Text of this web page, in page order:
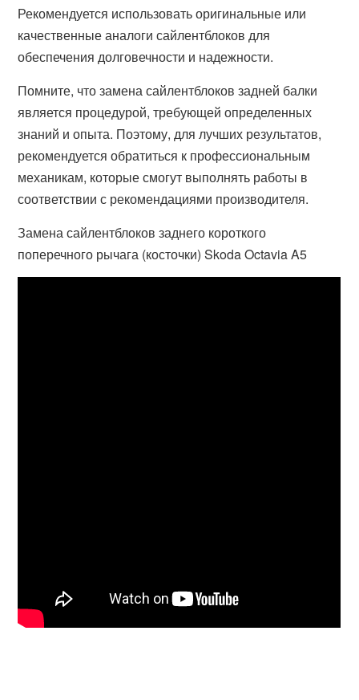
Рекомендуется использовать оригинальные или
качественные аналоги сайлентблоков для
обеспечения долговечности и надежности.
Помните, что замена сайлентблоков задней балки
является процедурой, требующей определенных
знаний и опыта. Поэтому, для лучших результатов,
рекомендуется обратиться к профессиональным
механикам, которые смогут выполнять работы в
соответствии с рекомендациями производителя.
Замена сайлентблоков заднего короткого
поперечного рычага (косточки) Skoda Octavia A5